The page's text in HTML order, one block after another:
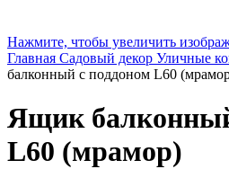
Нажмите, чтобы увеличить
Главная Садовый декор Уличные
балконный с поддоном L60
Ящик
L60 (мрамор)